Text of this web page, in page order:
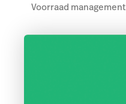
Voorraad management